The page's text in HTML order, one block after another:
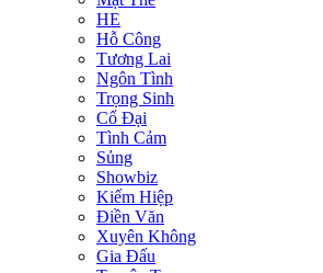
HE
Hỗ Công
Tương Lai
Ngôn Tình
Trọng Sinh
Cổ Đại
Tình Cảm
Sủng
Showbiz
Kiếm Hiệp
Điền Văn
Xuyên Không
Gia Đấu